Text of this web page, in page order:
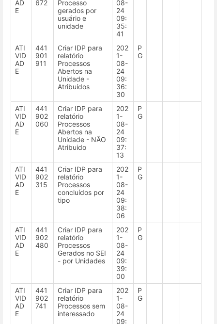
AD
E
672
Processo
gerados por
usuário e
unidade
08-
24
09:
35:
41
ATI
VID
AD
E
441
901
911
Criar IDP para
relatório
Processos
Abertos na
Unidade -
Atribuídos
202
1-
08-
24
09:
36:
30
P
G
ATI
VID
AD
E
441
902
060
Criar IDP para
relatório
Processos
Abertos na
Unidade - NÃO
Atribuido
202
1-
08-
24
09:
37:
13
P
G
ATI
VID
AD
E
441
902
315
Criar IDP para
relatório
Processos
concluídos por
tipo
202
1-
08-
24
09:
38:
06
P
G
ATI
VID
AD
E
441
902
480
Criar IDP para
relatório
Processos
Gerados no SEI
- por Unidades
202
1-
08-
24
09:
39:
00
P
G
ATI
VID
AD
E
441
902
741
Criar IDP para
relatório
Processos sem
interessado
202
1-
08-
24
09:
P
G